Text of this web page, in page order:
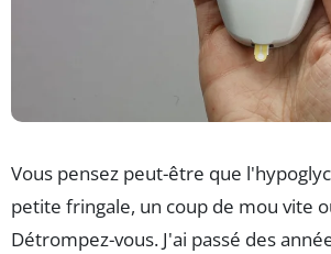
Vous pensez peut-être que
petite fringale, un coup de mou vite
Détrompez-vous. J'ai passé des